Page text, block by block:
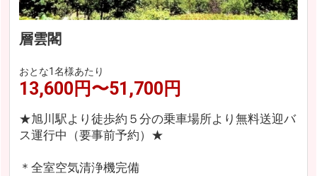
層雲閣
おとな1名様あたり
13,600円〜51,700円
★旭川駅より徒歩約５分の乗車場所より無料送迎バ
ス運行中（要事前予約）★
＊全室空気清浄機完備